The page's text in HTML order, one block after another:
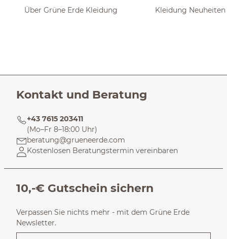
Über Grüne Erde Kleidung Kleidung Neuheiten
Kontakt und Beratung
+43 7615 203411
(Mo–Fr 8–18:00 Uhr)
beratung@grueneerde.com
Kostenlosen Beratungstermin vereinbaren
10,-€ Gutschein sichern
Verpassen Sie nichts mehr - mit dem Grüne Erde
Newsletter.